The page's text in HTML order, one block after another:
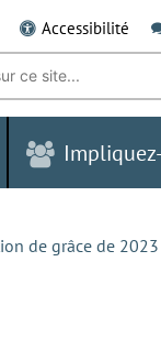
Accessibilité
de grâce de 2023